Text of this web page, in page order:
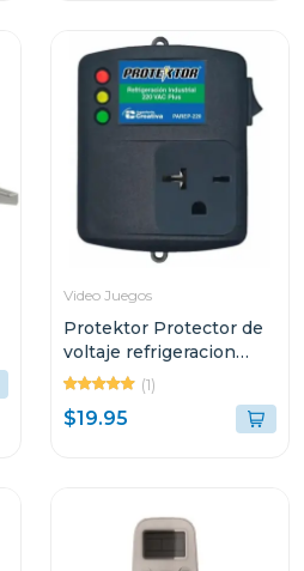
Video Juegos
Protektor Protector de
voltaje refrigeracion
industrial 220v
(1)
$19.95